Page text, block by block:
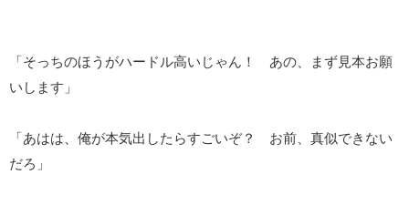
「そっちのほうがハードル高いじゃん！ あの、まず見本お願
いします」
「あはは、俺が本気出したらすごいぞ？ お前、真似できない
だろ」